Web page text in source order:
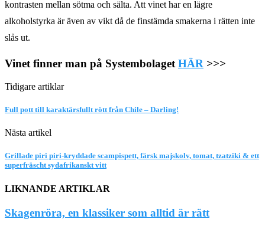
kontrasten mellan sötma och sälta. Att vinet har en lägre
alkoholstyrka är även av vikt då de finstämda smakerna i rätten inte
slås ut.
Vinet finner man på Systembolaget HÄR >>>
Tidigare artiklar
Full pott till karaktärsfullt rött från Chile – Darling!
Nästa artikel
Grillade piri piri-kryddade scampispett, färsk majskolv, tomat, tzatziki & ett
superfräscht sydafrikanskt vitt
LIKNANDE ARTIKLAR
Skagenröra, en klassiker som alltid är rätt